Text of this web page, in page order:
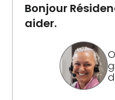
Bonjour
aider.